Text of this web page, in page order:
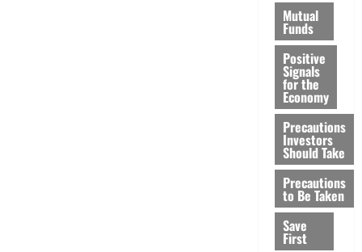
Mutual
Funds
Positive
Signals
for the
Economy
Precautions
Investors
Should Take
Precautions
to Be Taken
Save
First